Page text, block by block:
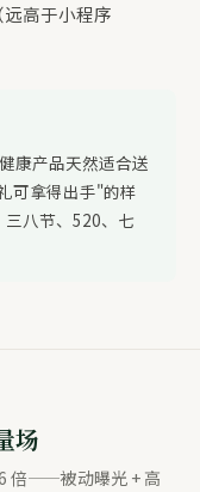
高于小程序
康产品天然适合送
可拿得出手"的样
三八节、520、七
场
倍——被动曝光 + 高